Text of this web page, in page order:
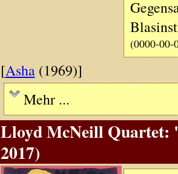
(0000-00-
[Asha(1969)]
Mehr ...
Lloyd McNeill Quartet:
2017)